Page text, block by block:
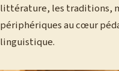
littérature, les traditions,
périphériques au cœur
linguistique.